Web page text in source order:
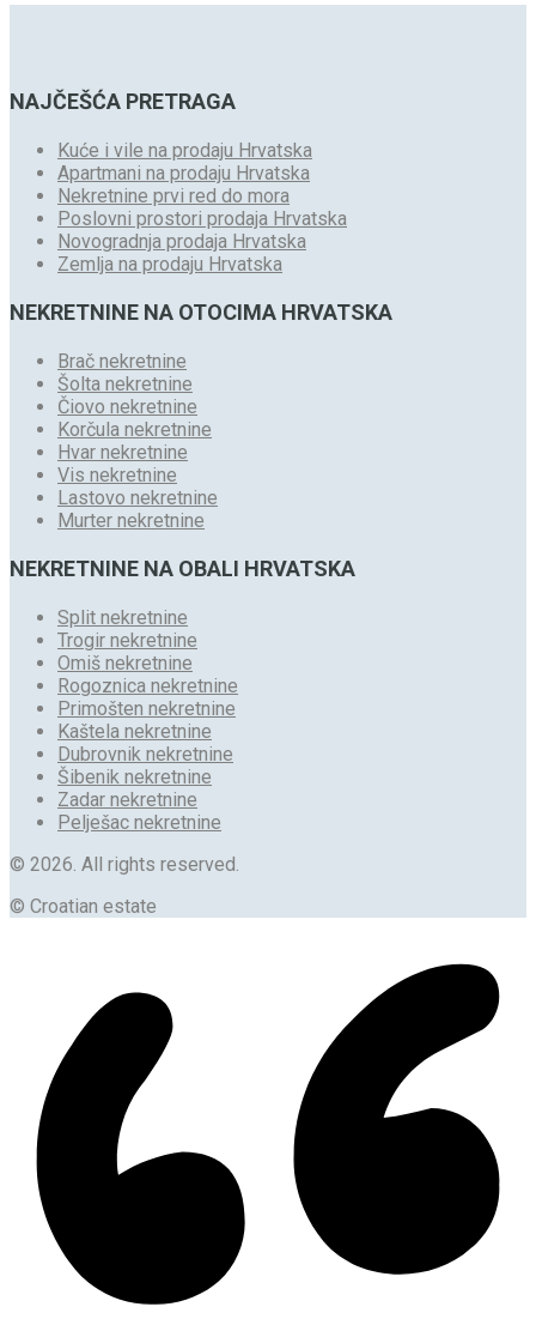
NAJČEŠĆA PRETRAGA
Kuće i vile na prodaju Hrvatska
Apartmani na prodaju Hrvatska
Nekretnine prvi red do mora
Poslovni prostori prodaja Hrvatska
Novogradnja prodaja Hrvatska
Zemlja na prodaju Hrvatska
NEKRETNINE NA OTOCIMA HRVATSKA
Brač nekretnine
Šolta nekretnine
Čiovo nekretnine
Korčula nekretnine
Hvar nekretnine
Vis nekretnine
Lastovo nekretnine
Murter nekretnine
NEKRETNINE NA OBALI HRVATSKA
Split nekretnine
Trogir nekretnine
Omiš nekretnine
Rogoznica nekretnine
Primošten nekretnine
Kaštela nekretnine
Dubrovnik nekretnine
Šibenik nekretnine
Zadar nekretnine
Pelješac nekretnine
© 2026. All rights reserved.
© Croatian estate